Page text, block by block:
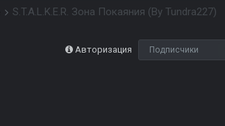
S.T.A.L.K.E.R. Зона Покаяния (By Tundra227)
Авторизация Подписчики